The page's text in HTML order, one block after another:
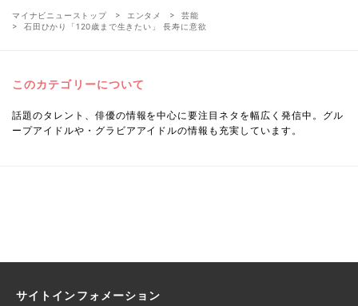
マイナビニューストップ エンタメ
芸能
石田ひかり「120歳まで生きたい」 長寿に意欲
このカテゴリーについて
話題のタレント、俳優の情報を中心に要注目ネタを幅広く発信中。グル
ープアイドルや・グラビアアイドルの情報も充実しています。
サイトインフォメーション